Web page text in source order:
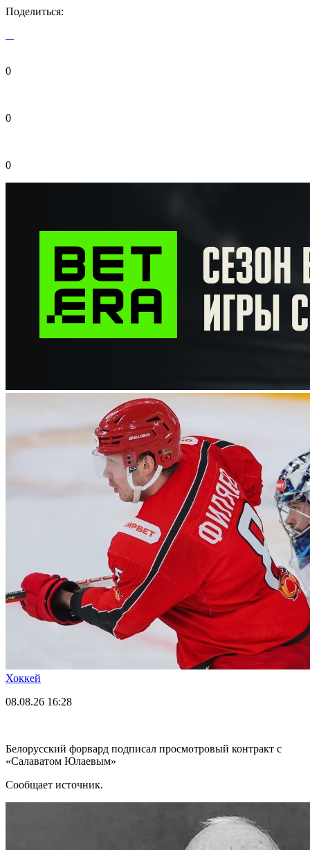
Поделиться:
0
0
0
Хоккей
08.08.26 16:28
Белорусский форвард подписал просмотровый контракт с
«Салаватом Юлаевым»
Сообщает источник.